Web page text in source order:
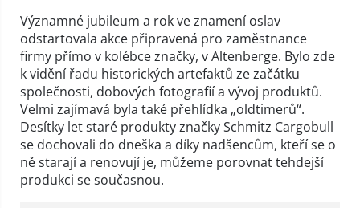
Významné jubileum a rok ve znamení oslav
odstartovala akce připravená pro zaměstnance
firmy přímo v kolébce značky, v Altenberge. Bylo zde
k vidění řadu historických artefaktů ze začátku
společnosti, dobových fotografií a vývoj produktů.
Velmi zajímavá byla také přehlídka „oldtimerů“.
Desítky let staré produkty značky Schmitz Cargobull
se dochovali do dneška a díky nadšencům, kteří se o
ně starají a renovují je, můžeme porovnat tehdejší
produkci se současnou.